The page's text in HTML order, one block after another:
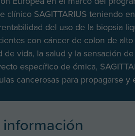
clínico SAGITTARIUS teniendo
del uso de la biopsia
con cáncer de colon de
de vida, la salud y la sensación
específico de ómica,
cancerosas para propagarse y
información